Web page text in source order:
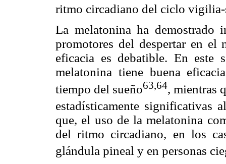
ritmo circadiano del ciclo vigilia-
La melatonina ha demostrado
promotores del despertar en el
eficacia es debatible. En este
melatonina tiene buena
tiempo del sueño63,64, mientras
estadísticamente significativas
que, el uso de la melatonina
del ritmo circadiano, en los
glándula pineal y en personas